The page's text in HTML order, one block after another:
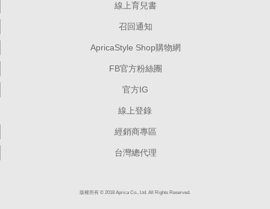
線上育兒書
召回通知
ApricaStyle Shop購物網
FB官方粉絲團
官方IG
線上登錄
經銷商專區
台灣總代理
版權所有 © 2018 Aprica Co., Ltd. All Rights Reserved.